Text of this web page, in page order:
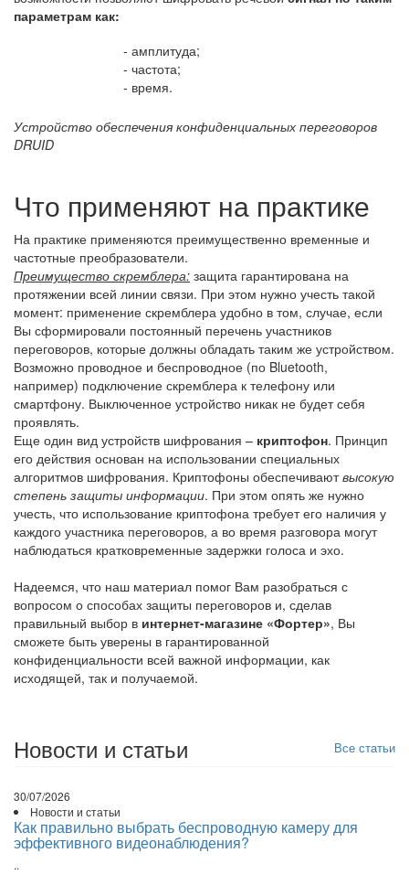
параметрам как:
- амплитуда;
- частота;
- время.
Устройство обеспечения конфиденциальных переговоров
DRUID
Что применяют на практике
На практике применяются преимущественно временные и
частотные преобразователи.
Преимущество скремблера: защита гарантирована на
протяжении всей линии связи. При этом нужно учесть такой
момент: применение скремблера удобно в том, случае, если
Вы сформировали постоянный перечень участников
переговоров, которые должны обладать таким же устройством.
Возможно проводное и беспроводное (по Bluetooth,
например) подключение скремблера к телефону или
смартфону. Выключенное устройство никак не будет себя
проявлять.
Еще один вид устройств шифрования – криптофон. Принцип
его действия основан на использовании специальных
алгоритмов шифрования. Криптофоны обеспечиваютвысокую
степень защиты информации. При этом опять же нужно
учесть, что использование криптофона требует его наличия у
каждого участника переговоров, а во время разговора могут
наблюдаться кратковременные задержки голоса и эхо.
Надеемся, что наш материал помог Вам разобраться с
вопросом о способах защиты переговоров и, сделав
правильный выбор в интернет-магазине «Фортер», Вы
сможете быть уверены в гарантированной
конфиденциальности всей важной информации, как
исходящей, так и получаемой.
Новости и статьи Все статьи
30/07/2026
Новости и статьи
Как правильно выбрать беспроводную камеру для
эффективного видеонаблюдения?
..